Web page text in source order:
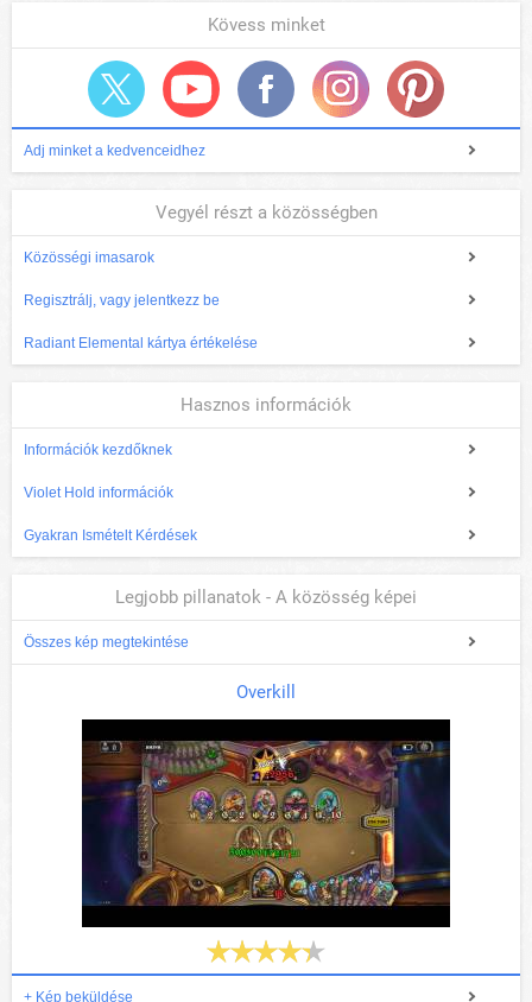
Kövess minket
Adj minket a kedvenceidhez
Vegyél részt a közösségben
Közösségi imasarok
Regisztrálj, vagy jelentkezz be
Radiant Elemental kártya értékelése
Hasznos információk
Információk kezdőknek
Violet Hold információk
Gyakran Ismételt Kérdések
Legjobb pillanatok - A közösség képei
Összes kép megtekintése
Overkill
+ Kép beküldése